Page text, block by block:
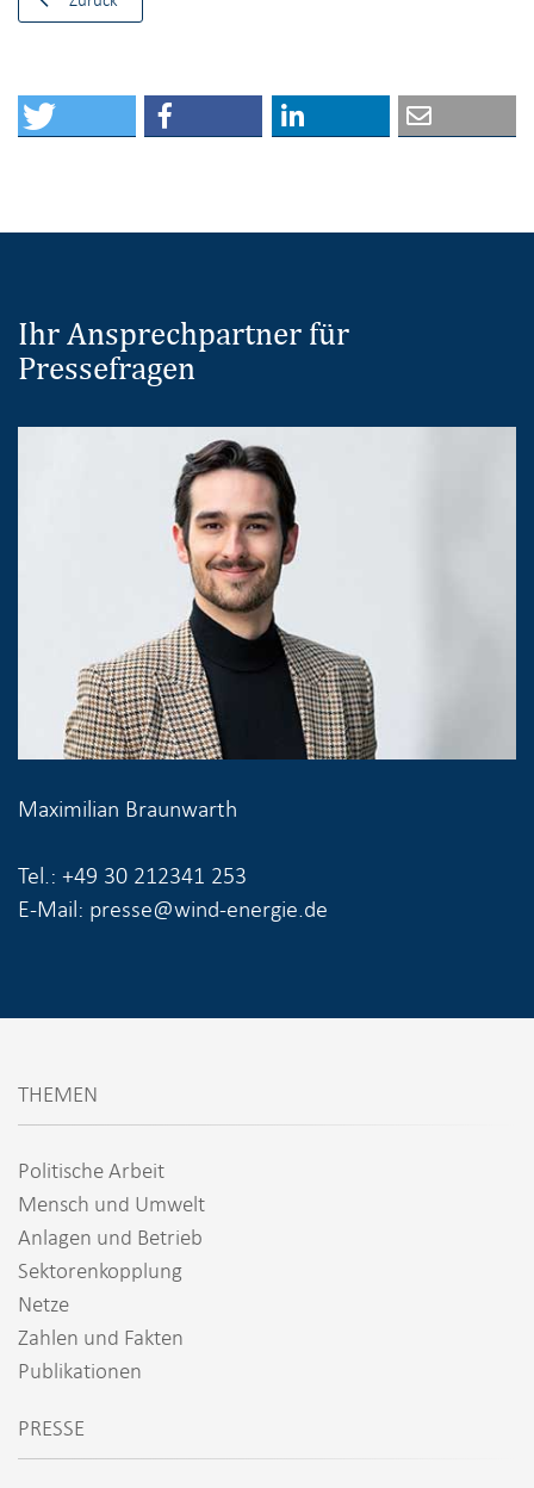
Ihr Ansprechpartner für
Pressefragen
Maximilian Braunwarth
Tel.: +49 30 212341 253
E-Mail: presse@wind-energie.de
THEMEN
Politische Arbeit
Mensch und Umwelt
Anlagen und Betrieb
Sektorenkopplung
Netze
Zahlen und Fakten
Publikationen
PRESSE